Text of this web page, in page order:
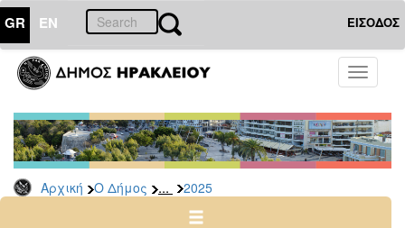
GR EN ΕΙΣΟΔΟΣ
Toggle
Αρχική Ο Δήμος ... 2025
ΔΗΜΟΣ
Δελτία
Τύπου
Αρχείο
2026